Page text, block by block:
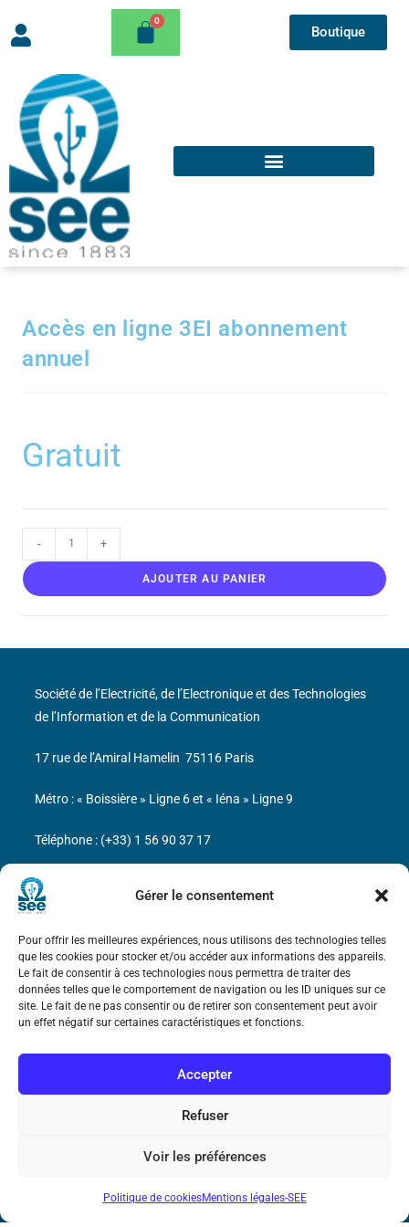
Gérer le consentement
Pour offrir les meilleures expériences, nous utilisons des technologies telles
que les cookies pour stocker et/ou accéder aux informations des appareils.
Le fait de consentir à ces technologies nous permettra de traiter des
données telles que le comportement de navigation ou les ID uniques sur ce
site. Le fait de ne pas consentir ou de retirer son consentement peut avoir
un effet négatif sur certaines caractéristiques et fonctions.
Accepter
Refuser
Voir les préférences
Politique de cookiesMentions légales-SEE
Boutique
Accès en ligne 3EI abonnement
annuel
Gratuit
- +
AJOUTER AU PANIER
Bicentenaire des découvertes d’André-
Marie Ampère
Mentions légales
Société de l’Electricité, de l’Electronique et des Technologies
de l’Information et de la Communication
17 rue de l’Amiral Hamelin 75116 Paris
Métro : « Boissière » Ligne 6 et « Iéna » Ligne 9
Téléphone : (+33) 1 56 90 37 17
N° de SIREN : 785 393 232, Code APE : 9412Z TVA intra-
communautaire : FR44 785 393 232